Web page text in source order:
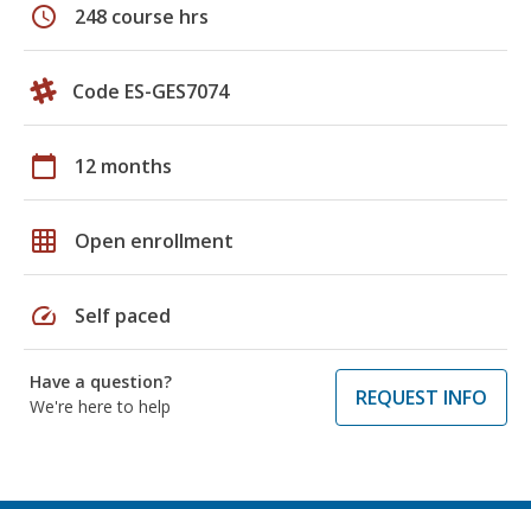
schedule 248 course hrs
Code ES-GES7074
calendar_today 12 months
grid_on Open enrollment
speed Self paced
Have a question?
We're here to help
REQUEST INFO